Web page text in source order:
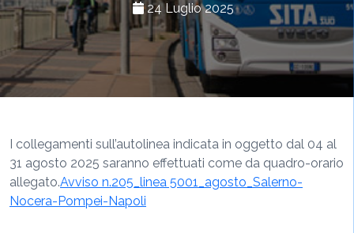
24 Luglio 2025
I collegamenti sull’autolinea indicata in oggetto dal 04 al
31 agosto 2025 saranno effettuati come da quadro-orario
allegato.Avviso n.205_linea 5001_agosto_Salerno-
Nocera-Pompei-Napoli